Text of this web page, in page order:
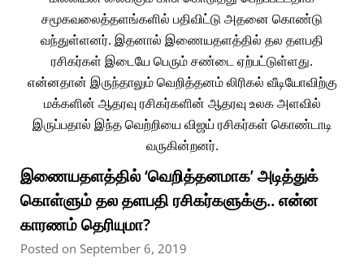
இணையதளத்தில் ‘வெறித்தனமாக’ அடித்துக்
கொள்ளும் தல தளபதி ரசிகர்களுக்கு.. என்ன
காரணம் தெரியுமா?
Posted on September 6, 2019